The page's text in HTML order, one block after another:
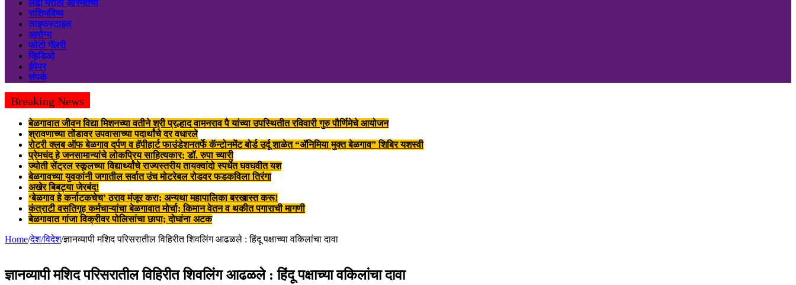
लढा मराठी अस्मितेचा
राशिभविष्य
लाइफस्टाइल
आरोग्य
फोटो गॅलरी
व्हिडिओ
ईपेपर
संपर्क
Breaking News
बेळगावात जीवन विद्या मिशनच्या वतीने श्री प्रल्हाद वामनराव पै यांच्या उपस्थितीत रविवारी गुरु पौर्णिमेचे आयोजन
श्रावणाच्या तोंडावर उपवासाच्या पदार्थांचे दर वधारले
रोटरी क्लब ऑफ बेळगाव दर्पण व हॅपीहार्ट फाउंडेशनतर्फे कॅन्टोनमेंट बोर्ड उर्दू शाळेत “ॲनिमिया मुक्त बेळगाव” शिबिर यशस्वी
प्रेमचंद हे जनसामान्यांचे लोकप्रिय साहित्यकार; डॉ. रुपा च्यारी
ज्योती सेंट्रल स्कूलच्या विद्यार्थ्यांचे राज्यस्तरीय तायक्वांदो स्पर्धेत घवघवीत यश
बेळगावच्या युवकांनी जगातील सर्वात उंच मोटरेबल रोडवर फडकविला तिरंगा
अखेर बिबट्या जेरबंद!
‘बेळगाव हे कर्नाटकचेच’ ठराव मंजूर करा; अन्यथा महापालिका बरखास्त करू!
कंत्राटी वसतिगृह कर्मचाऱ्यांचा बेळगावात मोर्चा; किमान वेतन व थकीत पगाराची मागणी
बेळगावात गांजा विक्रीवर पोलिसांचा छापा; दोघांना अटक
Home/देश/विदेश/ज्ञानव्यापी मशिद परिसरातील विहिरीत शिवलिंग आढळले : हिंदू पक्षाच्या वकिलांचा दावा
ज्ञानव्यापी मशिद परिसरातील विहिरीत शिवलिंग आढळले : हिंदू पक्षाच्या वकिलांचा दावा